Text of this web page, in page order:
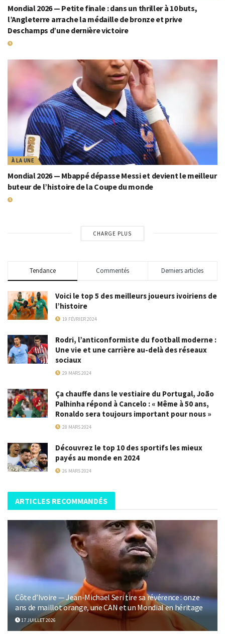
Mondial 2026 — Petite finale : dans un thriller à 10 buts,
l’Angleterre arrache la médaille de bronze et prive
Deschamps d’une dernière victoire
À LA UNE
Mondial 2026 — Mbappé dépasse Messi et devient le meilleur
buteur de l’histoire de la Coupe du monde
CHARGE PLUS
Tendance Commentés Derniers articles
Voici le top 5 des meilleurs joueurs ivoiriens de
l’histoire
19 FÉVRIER 2024
Rodri, l’anticonformiste du football moderne :
Une vie et une carrière au-delà des réseaux
sociaux
29 MARS 2024
Ça chauffe dans le vestiaire du Portugal, João
Palhinha répond à Cancelo : « Même à 50 ans,
Ronaldo sera toujours important pour nous »
28 MARS 2024
Découvrez le top 10 des sportifs les mieux
payés au monde en 2024
26 MARS 2024
ARTICLES RECOMMANDÉS
Côte d’Ivoire — Jean-Michael Seri tire sa révérence : onze
ans de maillot orange, une CAN et un Mondial en héritage
17 JUILLET 2026